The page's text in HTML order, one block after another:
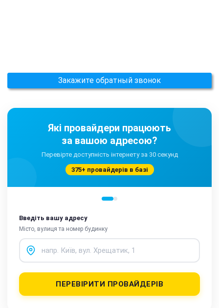
Закажите обратный звонок
Які провайдери працюють
за вашою адресою?
Перевірте доступність інтернету за 30 секунд
375+ провайдерів в базі
Введіть вашу адресу
Місто, вулиця та номер будинку
ПЕРЕВІРИТИ ПРОВАЙДЕРІВ